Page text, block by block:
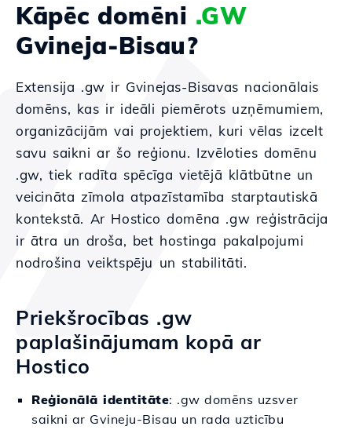
Kāpēc domēni .GW
Gvineja-Bisau?
Extensija .gw ir Gvinejas-Bisavas nacionālais
domēns, kas ir ideāli piemērots uzņēmumiem,
organizācijām vai projektiem, kuri vēlas izcelt
savu saikni ar šo reģionu. Izvēloties domēnu
.gw, tiek radīta spēcīga vietējā klātbūtne un
veicināta zīmola atpazīstamība starptautiskā
kontekstā. Ar Hostico domēna .gw reģistrācija
ir ātra un droša, bet hostinga pakalpojumi
nodrošina veiktspēju un stabilitāti.
Priekšrocības .gw
paplašinājumam kopā ar
Hostico
Reģionālā identitāte: .gw domēns uzsver
saikni ar Gvineju-Bisau un rada uzticību